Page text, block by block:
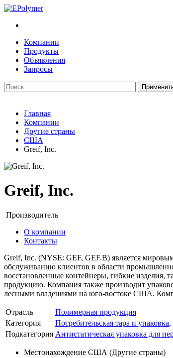
Компании
Продукты
Объявления
Запросы
Главная
Компании
Другие страны
США
Greif, Inc.
Greif, Inc.
Производитель
О компании
Контакты
Greif, Inc. (NYSE: GEF, GEF.B) является
обслуживанию клиентов в области
восстановленные контейнеры, гибкие
продукцию. Компания также производит
лесными владениями на юго-востоке США.
Отрасль
Полимерная продукция
Категория
Потребительская тара и упаковка,
Подкатегория Антистатическая упаковка для
Местонахождение США (Другие страны)